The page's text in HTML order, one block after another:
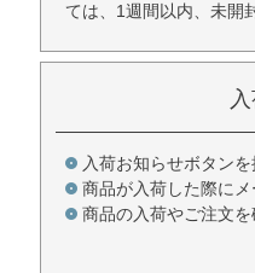
ては、1週間以内、未開
入荷お知らせボタン
商品が入荷した際にメ
商品の入荷やご注文を